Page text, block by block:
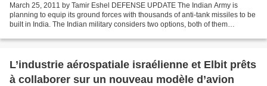
March 25, 2011 by Tamir Eshel DEFENSE UPDATE The Indian Army is
planning to equip its ground forces with thousands of anti-tank missiles to be
built in India. The Indian military considers two options, both of them
L’industrie aérospatiale israélienne et Elbit prêts
à collaborer sur un nouveau modèle d’avion